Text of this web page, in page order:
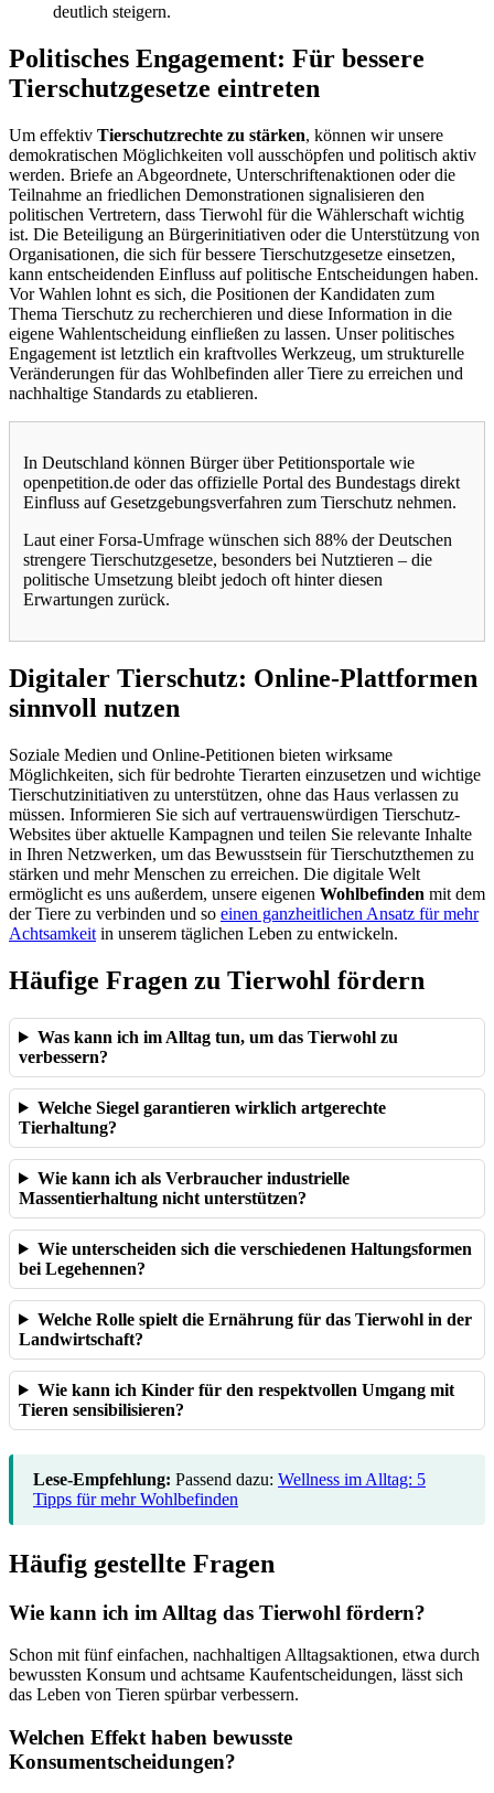
deutlich steigern.
Politisches Engagement: Für bessere
Tierschutzgesetze eintreten
Um effektiv Tierschutzrechte zu stärken, können wir unsere
demokratischen Möglichkeiten voll ausschöpfen und politisch aktiv
werden. Briefe an Abgeordnete, Unterschriftenaktionen oder die
Teilnahme an friedlichen Demonstrationen signalisieren den
politischen Vertretern, dass Tierwohl für die Wählerschaft wichtig
ist. Die Beteiligung an Bürgerinitiativen oder die Unterstützung von
Organisationen, die sich für bessere Tierschutzgesetze einsetzen,
kann entscheidenden Einfluss auf politische Entscheidungen haben.
Vor Wahlen lohnt es sich, die Positionen der Kandidaten zum
Thema Tierschutz zu recherchieren und diese Information in die
eigene Wahlentscheidung einfließen zu lassen. Unser politisches
Engagement ist letztlich ein kraftvolles Werkzeug, um strukturelle
Veränderungen für das Wohlbefinden aller Tiere zu erreichen und
nachhaltige Standards zu etablieren.
In Deutschland können Bürger über Petitionsportale wie
openpetition.de oder das offizielle Portal des Bundestags direkt
Einfluss auf Gesetzgebungsverfahren zum Tierschutz nehmen.
Laut einer Forsa-Umfrage wünschen sich 88% der Deutschen
strengere Tierschutzgesetze, besonders bei Nutztieren – die
politische Umsetzung bleibt jedoch oft hinter diesen
Erwartungen zurück.
Digitaler Tierschutz: Online-Plattformen
sinnvoll nutzen
Soziale Medien und Online-Petitionen bieten wirksame
Möglichkeiten, sich für bedrohte Tierarten einzusetzen und wichtige
Tierschutzinitiativen zu unterstützen, ohne das Haus verlassen zu
müssen. Informieren Sie sich auf vertrauenswürdigen Tierschutz-
Websites über aktuelle Kampagnen und teilen Sie relevante Inhalte
in Ihren Netzwerken, um das Bewusstsein für Tierschutzthemen zu
stärken und mehr Menschen zu erreichen. Die digitale Welt
ermöglicht es uns außerdem, unsere eigenen Wohlbefinden mit dem
der Tiere zu verbinden und so einen ganzheitlichen Ansatz für mehr
Achtsamkeit in unserem täglichen Leben zu entwickeln.
Häufige Fragen zu Tierwohl fördern
Was kann ich im Alltag tun, um das Tierwohl zu
verbessern?
Welche Siegel garantieren wirklich artgerechte
Tierhaltung?
Wie kann ich als Verbraucher industrielle
Massentierhaltung nicht unterstützen?
Wie unterscheiden sich die verschiedenen Haltungsformen
bei Legehennen?
Welche Rolle spielt die Ernährung für das Tierwohl in der
Landwirtschaft?
Wie kann ich Kinder für den respektvollen Umgang mit
Tieren sensibilisieren?
Lese-Empfehlung: Passend dazu: Wellness im Alltag: 5
Tipps für mehr Wohlbefinden
Häufig gestellte Fragen
Wie kann ich im Alltag das Tierwohl fördern?
Schon mit fünf einfachen, nachhaltigen Alltagsaktionen, etwa durch
bewussten Konsum und achtsame Kaufentscheidungen, lässt sich
das Leben von Tieren spürbar verbessern.
Welchen Effekt haben bewusste
Konsumentscheidungen?